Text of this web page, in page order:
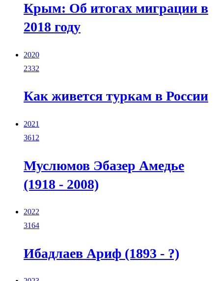
Крым: Об итогах миграции в
2018 году
2020
2332
Как живется туркам в России
2021
3612
Муслюмов Эбазер Амедье
(1918 - 2008)
2022
3164
Ибадлаев Ариф (1893 - ?)